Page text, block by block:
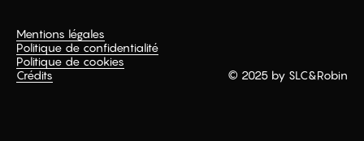
Mentions légales
Politique de confidentialité
Politique de cookies
Crédits
© 2025 by SLC&Robin